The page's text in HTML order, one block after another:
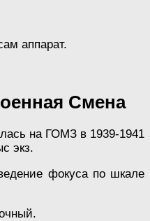
аппарат.
Смена
на ГОМЗ в 1939-1941
экз.
фокуса по шкале